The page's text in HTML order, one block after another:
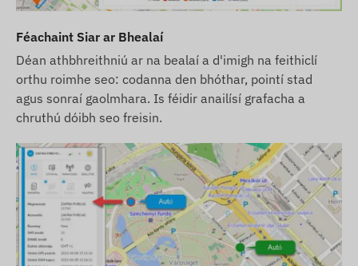
Féachaint Siar ar Bhealaí
Déan athbhreithniú ar na bealaí a d'imigh na feithiclí
orthu roimhe seo: codanna den bhóthar, pointí stad
agus sonraí gaolmhara. Is féidir anailísí grafacha a
chruthú dóibh seo freisin.